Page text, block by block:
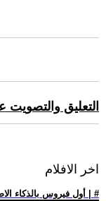
التعليق
اخر الافلام
.. أول فيروس بالذكاء الاصطناعي.. هل تخرج الأمور عن السيطرة؟ | #